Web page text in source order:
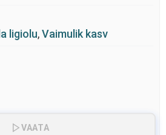
ligiolu,Vaimulik kasv
VAATA